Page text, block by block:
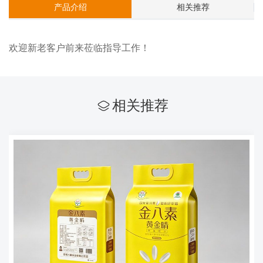
产品介绍 相关推荐
欢迎新老客户前来莅临指导工作！
相关推荐